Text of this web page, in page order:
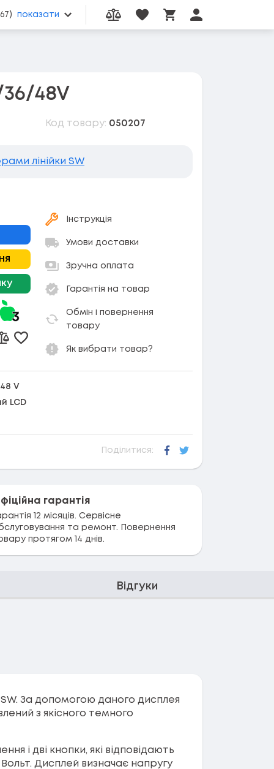
показати
Порівняння товарів
Вибрані товари
Кошик товарів
Особистий
48V
Код товару: 050207
лінійки SW
Додати до порівняння
Додати в обране
Інструкція
Умови доставки
Зручна оплата
Гарантія на товар
Обмін і повернення
товару
Як вибрати товар?
V
LCD
Поділитися:
Facebook
Twitter
гарантія
12 місяців. Сервісне
та ремонт. Повернення
протягом 14 днів.
Відгуки
За допомогою даного дисплея
з якісного темного
і дві кнопки, які відповідають
Дисплей визначає напругу